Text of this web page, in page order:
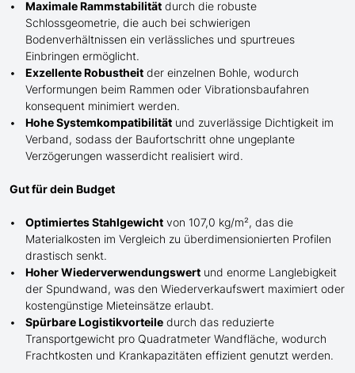
Maximale Rammstabilität durch die robuste
Schlossgeometrie, die auch bei schwierigen
Bodenverhältnissen ein verlässliches und spurtreues
Einbringen ermöglicht.
Exzellente Robustheit der einzelnen Bohle, wodurch
Verformungen beim Rammen oder Vibrationsbaufahren
konsequent minimiert werden.
Hohe Systemkompatibilität und zuverlässige Dichtigkeit im
Verband, sodass der Baufortschritt ohne ungeplante
Verzögerungen wasserdicht realisiert wird.
Gut für dein Budget
Optimiertes Stahlgewicht von 107,0 kg/m², das die
Materialkosten im Vergleich zu überdimensionierten Profilen
drastisch senkt.
Hoher Wiederverwendungswert und enorme Langlebigkeit
der Spundwand, was den Wiederverkaufswert maximiert oder
kostengünstige Mieteinsätze erlaubt.
Spürbare Logistikvorteile durch das reduzierte
Transportgewicht pro Quadratmeter Wandfläche, wodurch
Frachtkosten und Krankapazitäten effizient genutzt werden.